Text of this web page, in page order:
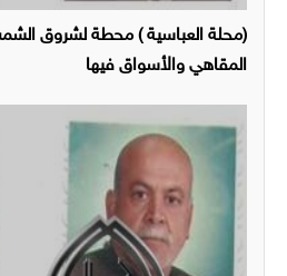
(محلة العباسية ) محطة لشروق
المقاهي والأسواق فيها